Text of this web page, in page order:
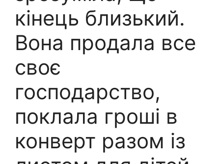
кінець близький.
Вона продала все
своє
господарство,
поклала гроші в
конверт разом із